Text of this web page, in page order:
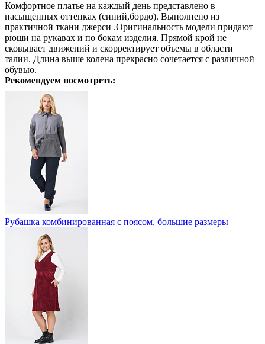
Комфортное платье на каждый день представлено в
насыщенных оттенках (синий,бордо). Выполнено из
практичной ткани джерси .Оригинальность модели придают
рюши на рукавах и по бокам изделия. Прямой крой не
сковывает движений и скорректирует объемы в области
талии. Длина выше колена прекрасно сочетается с различной
обувью.
Рекомендуем посмотреть:
Рубашка комбинированная с поясом, большие размеры